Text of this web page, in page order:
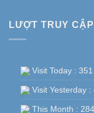
LƯỢT TRUY CẬP
Visit Today : 351
Visit Yesterday :
This Month :